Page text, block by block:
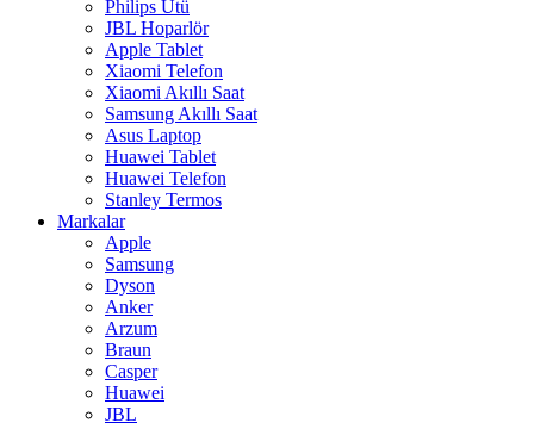
Philips Ütü
JBL Hoparlör
Apple Tablet
Xiaomi Telefon
Xiaomi Akıllı Saat
Samsung Akıllı Saat
Asus Laptop
Huawei Tablet
Huawei Telefon
Stanley Termos
Markalar
Apple
Samsung
Dyson
Anker
Arzum
Braun
Casper
Huawei
JBL